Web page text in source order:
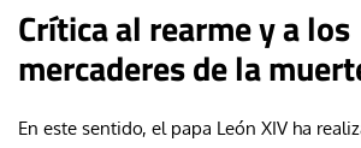
Crítica al rearme y a los
mercaderes de la
En este sentido, el papa León XIV ha